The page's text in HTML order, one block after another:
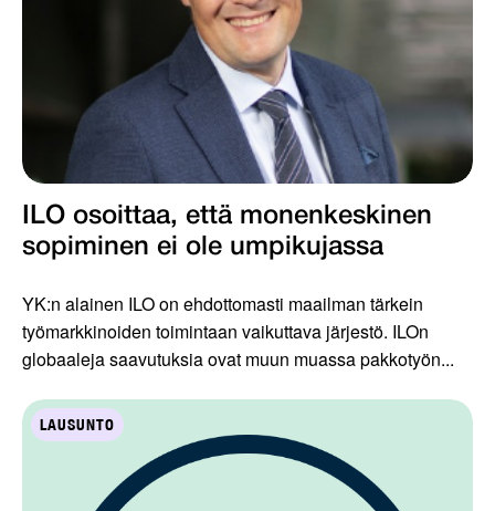
ILO osoittaa, että monenkeskinen
sopiminen ei ole umpikujassa
YK:n alainen ILO on ehdottomasti maailman tärkein
työmarkkinoiden toimintaan vaikuttava järjestö. ILOn
globaaleja saavutuksia ovat muun muassa pakkotyön...
LAUSUNTO